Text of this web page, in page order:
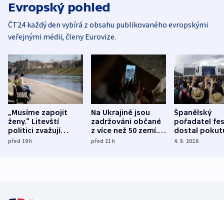
Evropský pohled
ČT24 každý den vybírá z obsahu publikovaného evropskými
veřejnými médii, členy Eurovize.
„Musíme zapojit
ženy.“ Litevští
politici zvažují
dohodu o
před 19h
Na Ukrajině jsou
zadržováni občané
z více než 50 zemí.
Bojovali na straně
před 21h
Španělský
pořadatel
dostal
nekalé
4. 8. 2026